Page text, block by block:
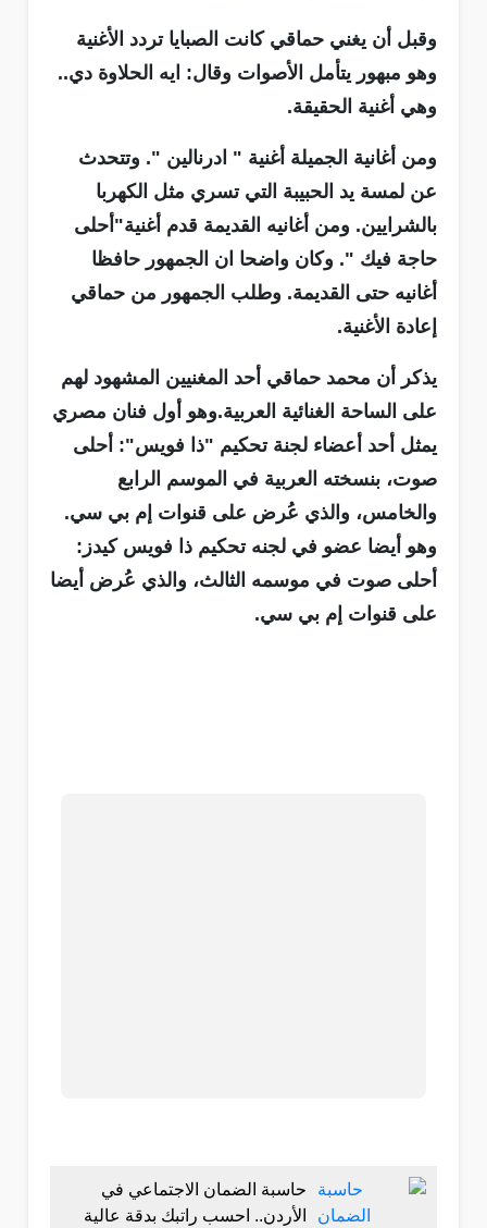
وقبل أن يغني حماقي كانت الصبايا تردد الأغنية
وهو مبهور يتأمل الأصوات وقال: ايه الحلاوة دي..
وهي أغنية الحقيقة.
ومن أغانية الجميلة أغنية " ادرنالين ". وتتحدث
عن لمسة يد الحبيبة التي تسري مثل الكهربا
بالشرايين. ومن أغانيه القديمة قدم أغنية"أحلى
حاجة فيك ". وكان واضحا ان الجمهور حافظا
أغانيه حتى القديمة. وطلب الجمهور من حماقي
إعادة الأغنية.
يذكر أن محمد حماقي أحد المغنيين المشهود لهم
على الساحة الغنائية العربية.وهو أول فنان مصري
يمثل أحد أعضاء لجنة تحكيم "ذا فويس": أحلى
صوت، بنسخته العربية في الموسم الرابع
والخامس، والذي عُرض على قنوات إم بي سي.
وهو أيضا عضو في لجنه تحكيم ذا فويس كيدز:
أحلى صوت في موسمه الثالث، والذي عُرض أيضا
على قنوات إم بي سي.
حاسبة الضمان الاجتماعي في
الأردن.. احسب راتبك بدقة عالية